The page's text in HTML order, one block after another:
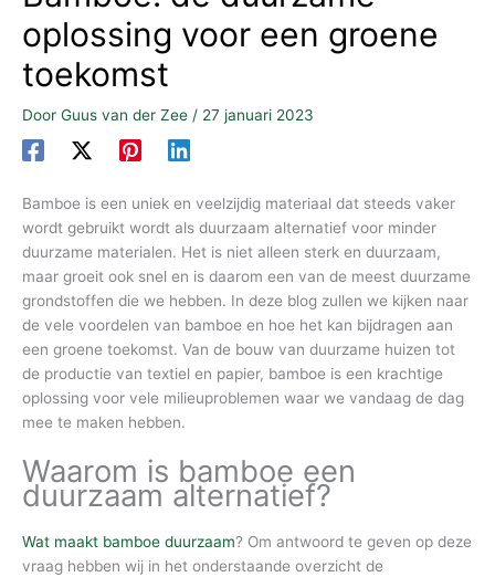
oplossing voor een groene
toekomst
Door Guus van der Zee / 27 januari 2023
Bamboe is een uniek en veelzijdig materiaal dat steeds vaker
wordt gebruikt wordt als duurzaam alternatief voor minder
duurzame materialen. Het is niet alleen sterk en duurzaam,
maar groeit ook snel en is daarom een van de meest duurzame
grondstoffen die we hebben. In deze blog zullen we kijken naar
de vele voordelen van bamboe en hoe het kan bijdragen aan
een groene toekomst. Van de bouw van duurzame huizen tot
de productie van textiel en papier, bamboe is een krachtige
oplossing voor vele milieuproblemen waar we vandaag de dag
mee te maken hebben.
Waarom is bamboe een
duurzaam alternatief?
Wat maakt bamboe duurzaam? Om antwoord te geven op deze
vraag hebben wij in het onderstaande overzicht de